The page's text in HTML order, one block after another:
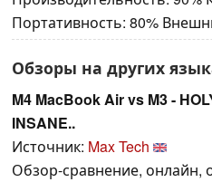
Портативность: 80%
Обзоры на других
M4 MacBook Air vs M3 -
INSANE..
Источник: Max Tech
Обзор-сравнение, онлайн,